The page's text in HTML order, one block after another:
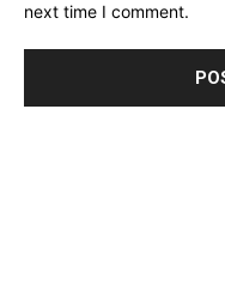
next time I comment.